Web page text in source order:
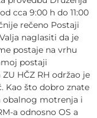
cca 9:00 h do 11:00
rečeno Postaji
naglasiti da je
postaje na vrhu
postaji
HČZ RH održao je
Kao što dobro znate
obalnog motrenja i
a odnosno OS a